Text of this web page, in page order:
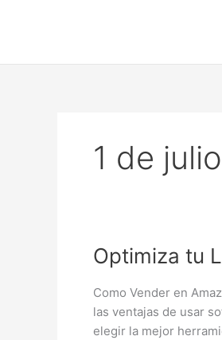
1 de
Optimiza tu
Como Vender en
las ventajas de usar
elegir la mejor
Optimiza
Listado
en
Amazon